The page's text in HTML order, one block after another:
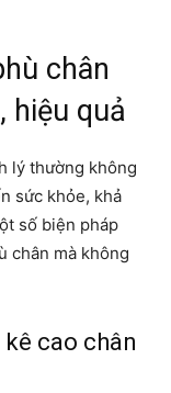
chân
hiệu quả
lý thường không
sức khỏe, khả
số biện pháp
chân mà không
cao chân